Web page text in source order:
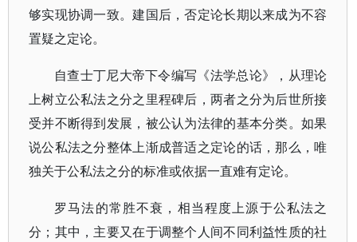
够实现协调一致。建国后，否定论长期以来成为不容
置疑之定论。
自查士丁尼大帝下令编写《法学总论》，从理论
上树立公私法之分之里程碑后，两者之分为后世所接
受并不断得到发展，被公认为法律的基本分类。如果
说公私法之分整体上渐成普适之定论的话，那么，唯
独关于公私法之分的标准或依据一直难有定论。
罗马法的常胜不衰，相当程度上源于公私法之
分；其中，主要又在于调整个人间不同利益性质的社